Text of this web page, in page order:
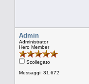
Admin
Administrator
Hero Member
Scollegato
Messaggi: 31.672